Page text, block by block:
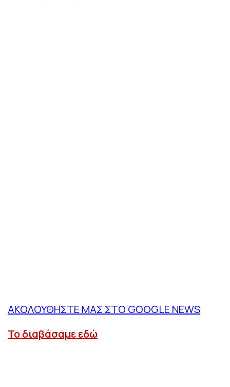
ΑΚΟΛΟΥΘΗΣΤΕ ΜΑΣ ΣΤΟ GOOGLE NEWS
Το διαβάσαμε εδώ